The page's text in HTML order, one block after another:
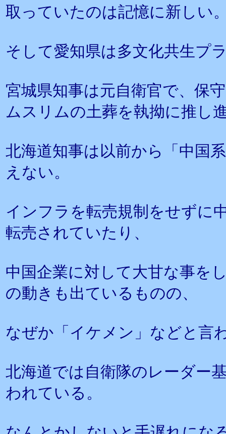
取っていたのは記憶に新しい
そして愛知県は多文化共生プ
宮城県知事は元自衛官で、保
ムスリムの土葬を執拗に推し
北海道知事は以前から「中国
えない。
インフラを転売規制をせずに
転売されていたり、
中国企業に対して大甘な事を
の動きも出ているものの、
なぜか「イケメン」などと言
北海道では自衛隊のレーダー
われている。